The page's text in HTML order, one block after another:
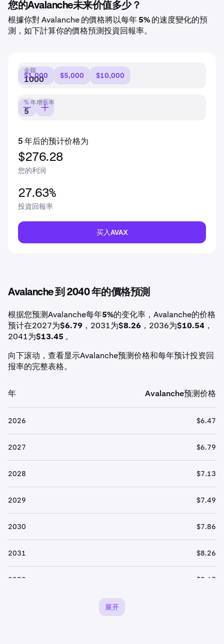
您的Avalanche未来价值多少？
根據你對 Avalanche 的價格將以每年5%的速度變化的預
測，如下計算你的價格預測投資回報率。
金额
$1,000 $5,000 $10,000
% 年增長率
5 年后的预计价格为
$276.28
您的利润
27.63%
投資回報率
买入AVAX
Avalanche 到 2040 年的價格預測
根据您预测Avalanche每年5%的变化率，Avalanche的价格
预计在2027为$6.79 ，2031为$8.26 ，2036为$10.54 ，
2041为$13.45 。
向下滚动，查看显示Avalanche预测价格和每年预计投资回
报率的完整表格。
年 Avalanche预测价格
2026 $6.47
2027 $6.79
2028 $7.13
2029 $7.49
2030 $7.86
2031 $8.26
2032 $8.67
展开